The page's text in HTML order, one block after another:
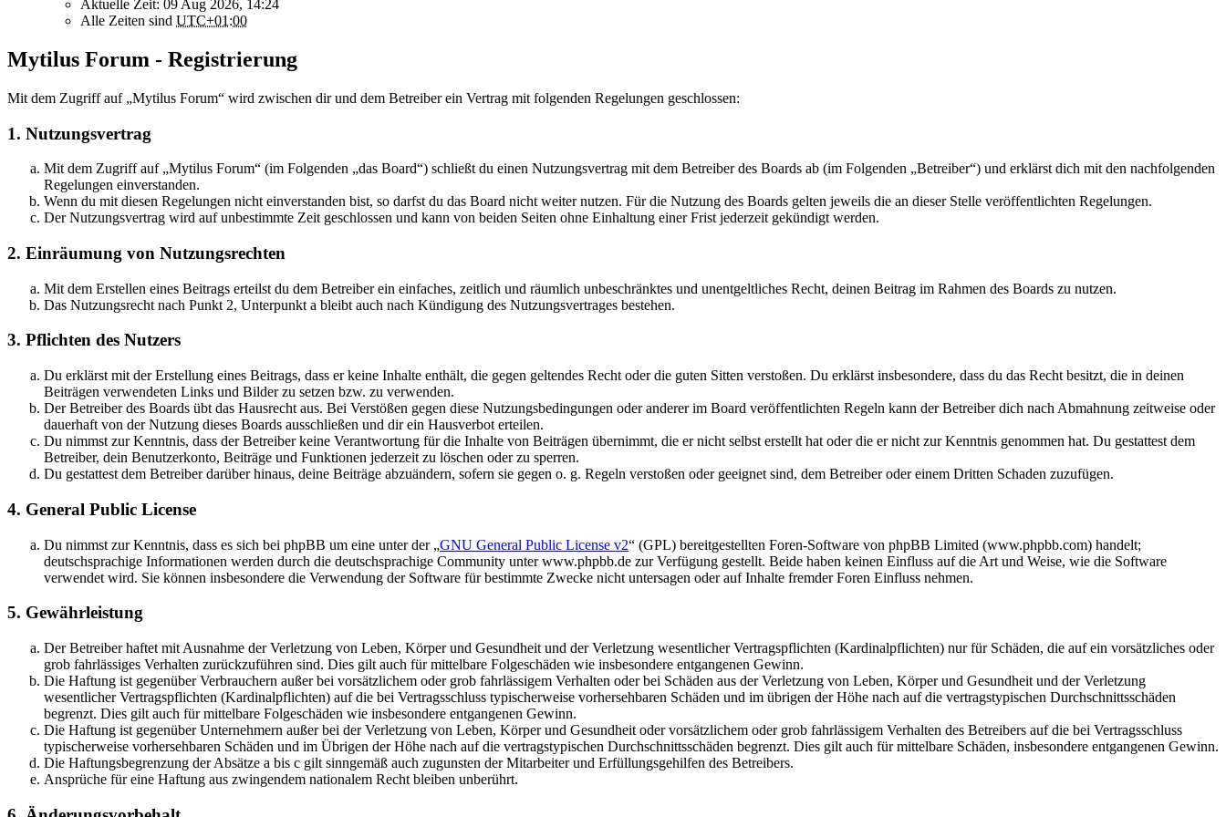
Aktuelle Zeit: 09 Aug 2026, 14:24
Alle Zeiten sind UTC+01:00
Mytilus Forum - Registrierung
Mit dem Zugriff auf „Mytilus Forum“ wird zwischen dir und dem Betreiber ein Vertrag mit folgenden Regelungen geschlossen:
1. Nutzungsvertrag
Mit dem Zugriff auf „Mytilus Forum“ (im Folgenden „das Board“) schließt du einen Nutzungsvertrag mit dem Betreiber des Boards ab (im Folgenden „Betreiber“) und erklärst dich mit den nachfolgenden
Regelungen einverstanden.
Wenn du mit diesen Regelungen nicht einverstanden bist, so darfst du das Board nicht weiter nutzen. Für die Nutzung des Boards gelten jeweils die an dieser Stelle veröffentlichten Regelungen.
Der Nutzungsvertrag wird auf unbestimmte Zeit geschlossen und kann von beiden Seiten ohne Einhaltung einer Frist jederzeit gekündigt werden.
2. Einräumung von Nutzungsrechten
Mit dem Erstellen eines Beitrags erteilst du dem Betreiber ein einfaches, zeitlich und räumlich unbeschränktes und unentgeltliches Recht, deinen Beitrag im Rahmen des Boards zu nutzen.
Das Nutzungsrecht nach Punkt 2, Unterpunkt a bleibt auch nach Kündigung des Nutzungsvertrages bestehen.
3. Pflichten des Nutzers
Du erklärst mit der Erstellung eines Beitrags, dass er keine Inhalte enthält, die gegen geltendes Recht oder die guten Sitten verstoßen. Du erklärst insbesondere, dass du das Recht besitzt, die in deinen
Beiträgen verwendeten Links und Bilder zu setzen bzw. zu verwenden.
Der Betreiber des Boards übt das Hausrecht aus. Bei Verstößen gegen diese Nutzungsbedingungen oder anderer im Board veröffentlichten Regeln kann der Betreiber dich nach Abmahnung zeitweise oder
dauerhaft von der Nutzung dieses Boards ausschließen und dir ein Hausverbot erteilen.
Du nimmst zur Kenntnis, dass der Betreiber keine Verantwortung für die Inhalte von Beiträgen übernimmt, die er nicht selbst erstellt hat oder die er nicht zur Kenntnis genommen hat. Du gestattest dem
Betreiber, dein Benutzerkonto, Beiträge und Funktionen jederzeit zu löschen oder zu sperren.
Du gestattest dem Betreiber darüber hinaus, deine Beiträge abzuändern, sofern sie gegen o. g. Regeln verstoßen oder geeignet sind, dem Betreiber oder einem Dritten Schaden zuzufügen.
4. General Public License
Du nimmst zur Kenntnis, dass es sich bei phpBB um eine unter der „GNU General Public License v2“ (GPL) bereitgestellten Foren-Software von phpBB Limited (www.phpbb.com) handelt;
deutschsprachige Informationen werden durch die deutschsprachige Community unter www.phpbb.de zur Verfügung gestellt. Beide haben keinen Einfluss auf die Art und Weise, wie die Software
verwendet wird. Sie können insbesondere die Verwendung der Software für bestimmte Zwecke nicht untersagen oder auf Inhalte fremder Foren Einfluss nehmen.
5. Gewährleistung
Der Betreiber haftet mit Ausnahme der Verletzung von Leben, Körper und Gesundheit und der Verletzung wesentlicher Vertragspflichten (Kardinalpflichten) nur für Schäden, die auf ein vorsätzliches oder
grob fahrlässiges Verhalten zurückzuführen sind. Dies gilt auch für mittelbare Folgeschäden wie insbesondere entgangenen Gewinn.
Die Haftung ist gegenüber Verbrauchern außer bei vorsätzlichem oder grob fahrlässigem Verhalten oder bei Schäden aus der Verletzung von Leben, Körper und Gesundheit und der Verletzung
wesentlicher Vertragspflichten (Kardinalpflichten) auf die bei Vertragsschluss typischerweise vorhersehbaren Schäden und im übrigen der Höhe nach auf die vertragstypischen Durchschnittsschäden
begrenzt. Dies gilt auch für mittelbare Folgeschäden wie insbesondere entgangenen Gewinn.
Die Haftung ist gegenüber Unternehmern außer bei der Verletzung von Leben, Körper und Gesundheit oder vorsätzlichem oder grob fahrlässigem Verhalten des Betreibers auf die bei Vertragsschluss
typischerweise vorhersehbaren Schäden und im Übrigen der Höhe nach auf die vertragstypischen Durchschnittsschäden begrenzt. Dies gilt auch für mittelbare Schäden, insbesondere entgangenen Gewinn.
Die Haftungsbegrenzung der Absätze a bis c gilt sinngemäß auch zugunsten der Mitarbeiter und Erfüllungsgehilfen des Betreibers.
Ansprüche für eine Haftung aus zwingendem nationalem Recht bleiben unberührt.